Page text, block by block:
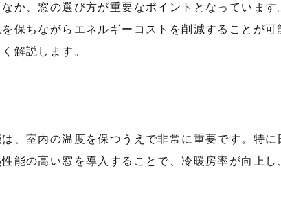
か、窓の選び方が重要なポイントとなっていま
保ちながらエネルギーコストを削減することが
解説します。
、室内の温度を保つうえで非常に重要です。特
能の高い窓を導入することで、冷暖房率が向上